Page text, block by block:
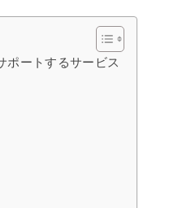
ポートするサービス